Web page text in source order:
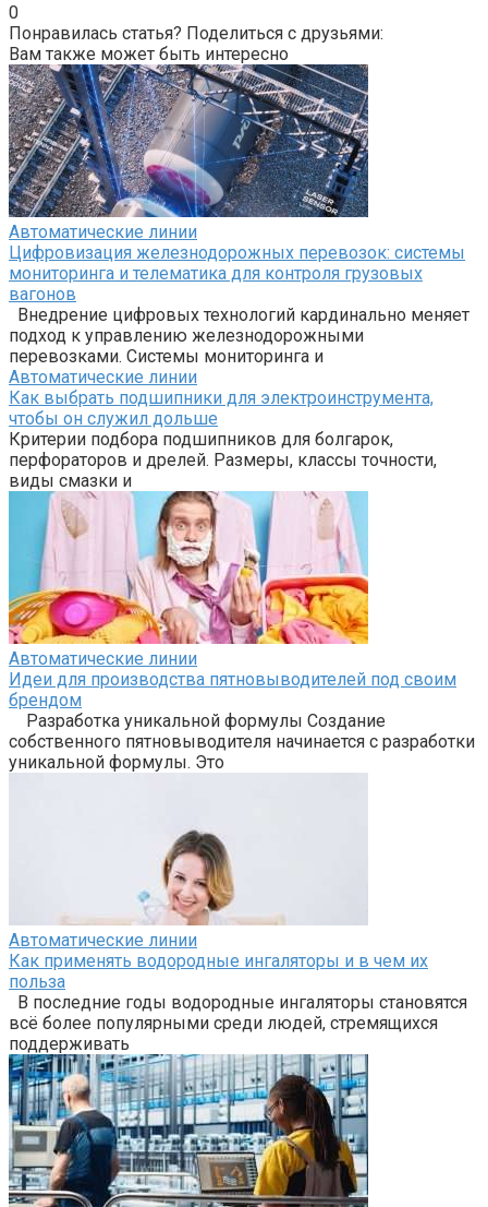
0
Понравилась статья? Поделиться с друзьями:
Вам также может быть интересно
Автоматические линии
Цифровизация железнодорожных перевозок: системы
мониторинга и телематика для контроля грузовых
вагонов
Внедрение цифровых технологий кардинально меняет
подход к управлению железнодорожными
перевозками. Системы мониторинга и
Автоматические линии
Как выбрать подшипники для электроинструмента,
чтобы он служил дольше
Критерии подбора подшипников для болгарок,
перфораторов и дрелей. Размеры, классы точности,
виды смазки и
Автоматические линии
Идеи для производства пятновыводителей под своим
брендом
Разработка уникальной формулы Создание
собственного пятновыводителя начинается с разработки
уникальной формулы. Это
Автоматические линии
Как применять водородные ингаляторы и в чем их
польза
В последние годы водородные ингаляторы становятся
всё более популярными среди людей, стремящихся
поддерживать